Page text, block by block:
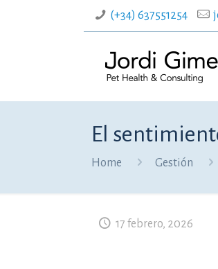
(+34) 637551254
El
Home Gestión
17 febrero, 2026